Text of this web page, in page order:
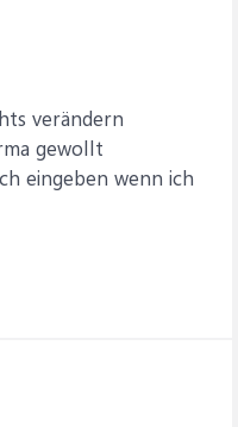
verändern
gewollt
eingeben wenn ich